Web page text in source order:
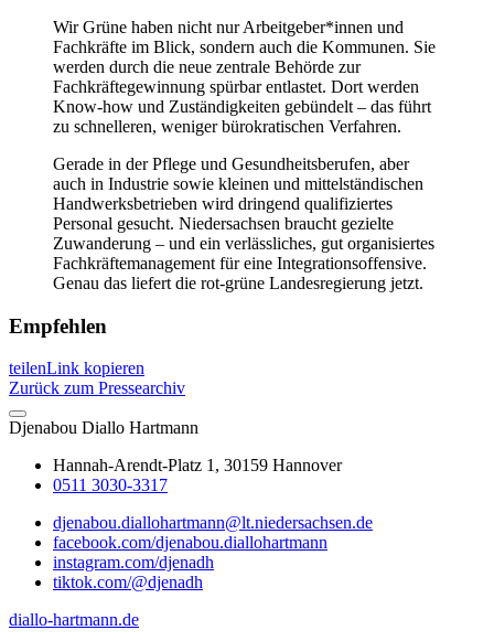
Wir Grüne haben nicht nur Arbeitgeber*innen und
Fachkräfte im Blick, sondern auch die Kommunen. Sie
werden durch die neue zentrale Behörde zur
Fachkräftegewinnung spürbar entlastet. Dort werden
Know-how und Zuständigkeiten gebündelt – das führt
zu schnelleren, weniger bürokratischen Verfahren.
Gerade in der Pflege und Gesundheitsberufen, aber
auch in Industrie sowie kleinen und mittelständischen
Handwerksbetrieben wird dringend qualifiziertes
Personal gesucht. Niedersachsen braucht gezielte
Zuwanderung – und ein verlässliches, gut organisiertes
Fachkräftemanagement für eine Integrationsoffensive.
Genau das liefert die rot-grüne Landesregierung jetzt.
Empfehlen
teilenLink kopieren
Zurück zum Pressearchiv
Djenabou Diallo Hartmann
Hannah-Arendt-Platz 1, 30159 Hannover
0511 3030-3317
djenabou.diallohartmann@lt.niedersachsen.de
facebook.com/djenabou.diallohartmann
instagram.com/djenadh
tiktok.com/@djenadh
diallo-hartmann.de